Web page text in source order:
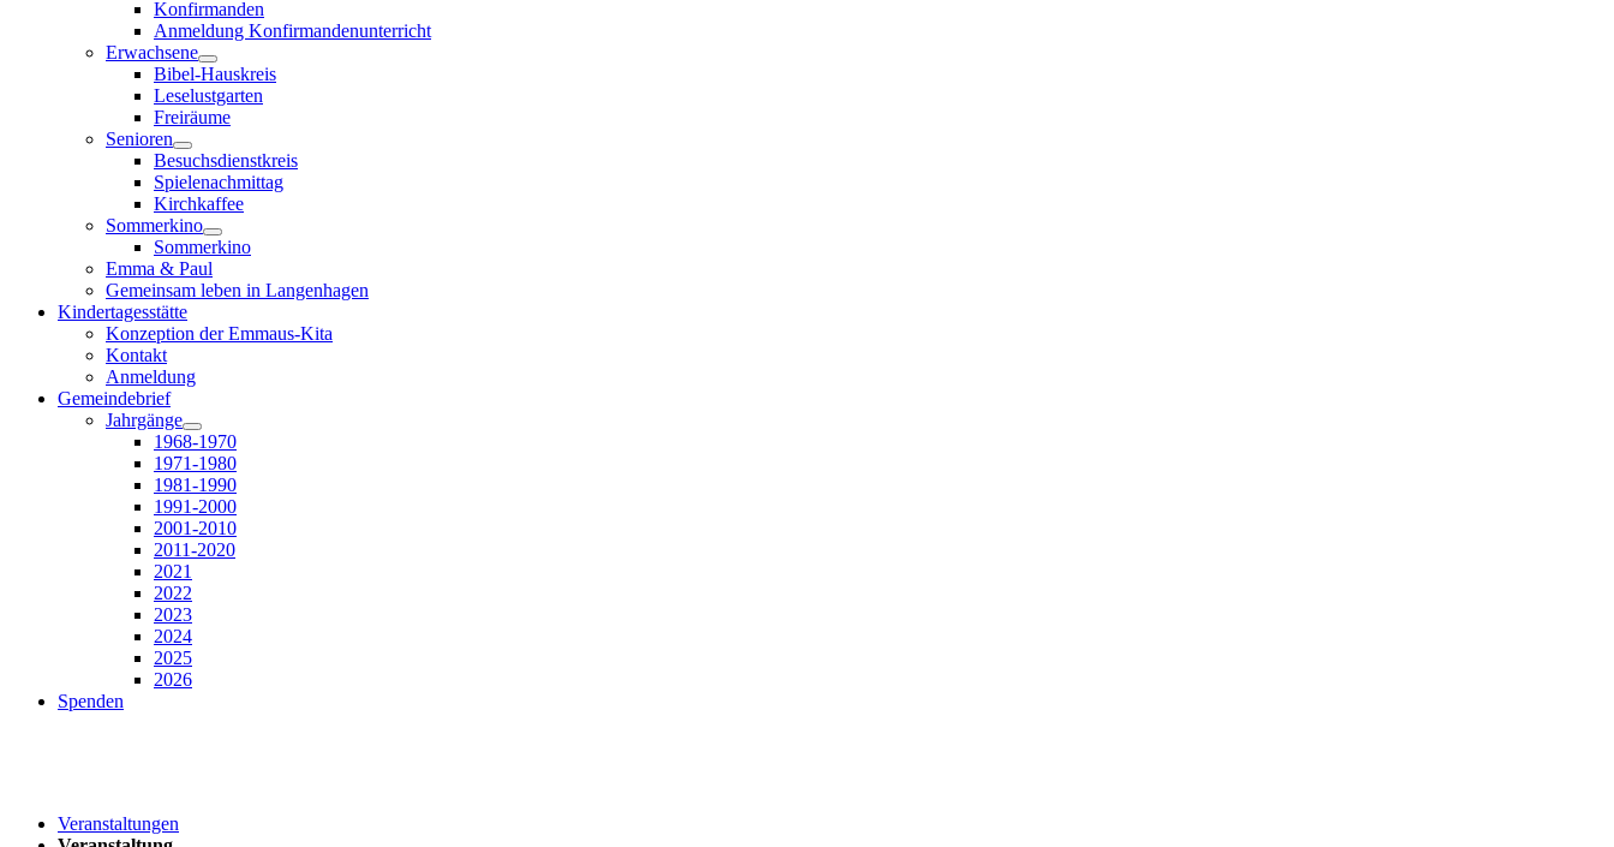
Konfirmanden
Anmeldung Konfirmandenunterricht
Erwachsene
Bibel-Hauskreis
Leselustgarten
Freiräume
Senioren
Besuchsdienstkreis
Spielenachmittag
Kirchkaffee
Sommerkino
Sommerkino
Emma & Paul
Gemeinsam leben in Langenhagen
Kindertagesstätte
Konzeption der Emmaus-Kita
Kontakt
Anmeldung
Gemeindebrief
Jahrgänge
1968-1970
1971-1980
1981-1990
1991-2000
2001-2010
2011-2020
2021
2022
2023
2024
2025
2026
Spenden
Veranstaltungen